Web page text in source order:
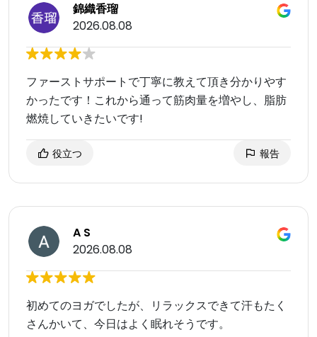
錦織香瑠
2026.08.08
ファーストサポートで丁寧に教えて頂き分かりやす
かったです！これから通って筋肉量を増やし、脂肪
燃焼していきたいです!
役立つ 報告
A S
2026.08.08
初めてのヨガでしたが、リラックスできて汗もたく
さんかいて、今日はよく眠れそうです。